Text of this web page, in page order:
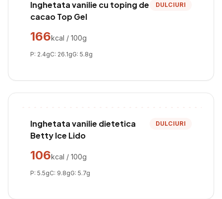
Inghetata vanilie cu toping de
cacao Top Gel
DULCIURI
166kcal / 100g
P: 2.4gC: 26.1gG: 5.8g
Inghetata vanilie dietetica
Betty Ice Lido
DULCIURI
106kcal / 100g
P: 5.5gC: 9.8gG: 5.7g